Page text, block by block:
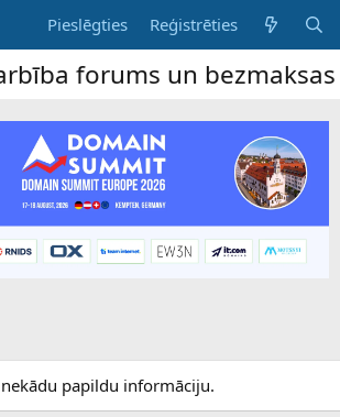
Pieslēgties Reģistrēties
forums un bezmaksas
nekādu papildu informāciju.